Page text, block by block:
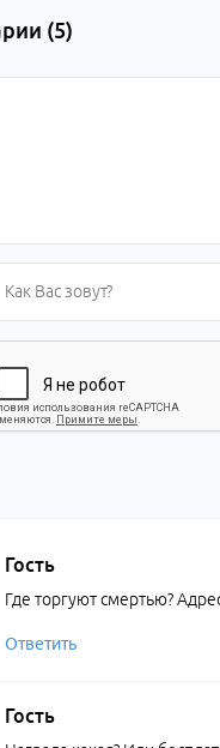
(5)
Гость
Где торгуют смертью?
Ответить
Гость